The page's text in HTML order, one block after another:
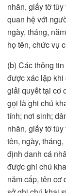
nhân, giấy tờ
quan hệ với
ngày, tháng,
họ tên, chức vụ
(b) Các thông
được xác lập
giải quyết tại cơ
gọi là ghi chú
tính; nơi sinh;
nhân, giấy tờ
tên, ngày,
định danh cá
được ghi chú
năm cấp, tên cơ